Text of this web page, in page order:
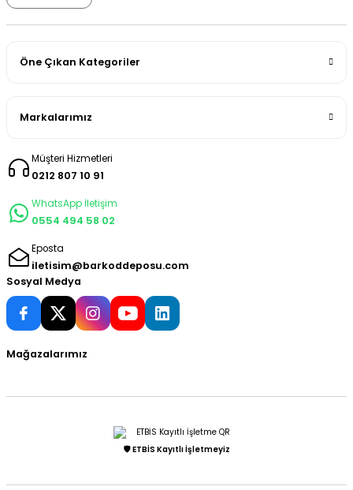
Öne Çıkan Kategoriler
Markalarımız
Müşteri Hizmetleri
0212 807 10 91
WhatsApp İletişim
0554 494 58 02
Eposta
iletisim@barkoddeposu.com
Sosyal Medya
Mağazalarımız
🛡️ ETBİS Kayıtlı İşletmeyiz